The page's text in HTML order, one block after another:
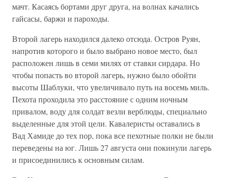
мачт. Касаясь бортами друг друга, на волнах качались
гайсасы, баржи и пароходы.
Второй лагерь находился далеко отсюда. Остров Руян,
напротив которого и было выбрано новое место, был
расположен лишь в семи милях от ставки сирдара. Но
чтобы попасть во второй лагерь, нужно было обойти
высоты Шаблуки, что увеличивало путь на восемь миль.
Пехота проходила это расстояние с одним ночным
привалом, воду для солдат везли верблюды, специально
выделенные для этой цели. Кавалеристы оставались в
Вад Хамиде до тех пор, пока все пехотные полки не были
переведены на юг. Лишь 27 августа они покинули лагерь
и присоединились к основным силам.